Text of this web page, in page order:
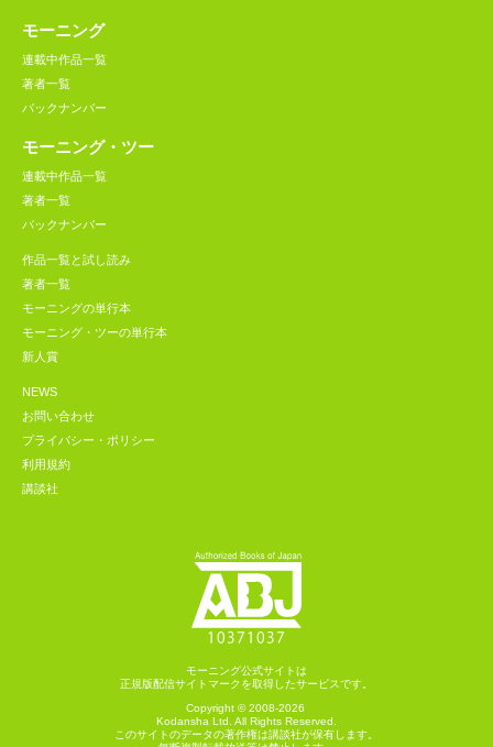
モーニング
連載中作品一覧
著者一覧
バックナンバー
モーニング・ツー
連載中作品一覧
著者一覧
バックナンバー
作品一覧と試し読み
著者一覧
モーニングの単行本
モーニング・ツーの単行本
新人賞
NEWS
お問い合わせ
プライバシー・ポリシー
利用規約
講談社
モーニング公式サイトは
正規版配信サイトマークを取得したサービスです。
Copyright © 2008-2026
Kodansha Ltd. All Rights Reserved.
このサイトのデータの著作権は講談社が保有します。